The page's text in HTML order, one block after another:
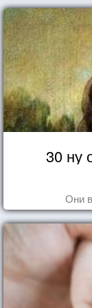
30 ну
Они